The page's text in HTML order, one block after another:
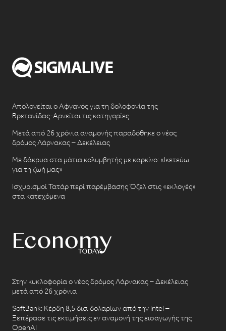
Απολογείται ο Αφγανός για τη δολοφονία της
Βρετανίδας-Αρνείται τις κατηγορίες
Μετά από 26 χρόνια αναμονής παραδόθηκε ο νέος
δρόμος Λάρνακας – Δεκέλειας
Με δάκρυα στα μάτια κολυμβητής με καρκίνο: «Ικετεύω
για τη ζωή μας»
Ισχυρισμοί Τατάρ περί παρέμβασης Όζελ στις «εκλογές»
στα κατεχόμενα
Στην κυκλοφορία ο νέος δρόμος Λάρνακας – Δεκέλειας
μετά από 26 χρόνια
SoftBank: Κέρδη 8,5 δισ. δολαρίων από την Intel –
Ξεπέρασε τις εκτιμήσεις εν αναμονή της εισαγωγής της
OpenAI